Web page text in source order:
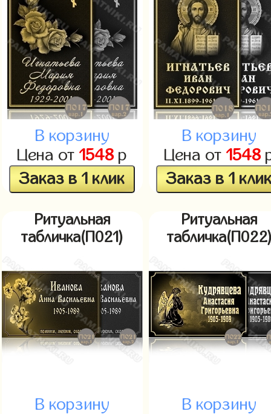
В корзину
Цена от 1548 р
Заказ в 1 клик
В корзину
Цена от 1548
Заказ в 1
Ритуальная
табличка(П021)
В корзину
Ритуальная
В корзину